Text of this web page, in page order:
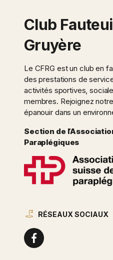
Club
Gruyère
Le CFRG est un club en
des prestations de
activités sportives,
membres. Rejoignez
épanouir dans un
Section de
Paraplégiques
RÉSEAUX SOCIAUX